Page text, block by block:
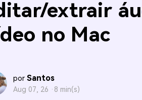
extrair
no Mac
por Santos
Aug 07, 26 · 8 min(s)